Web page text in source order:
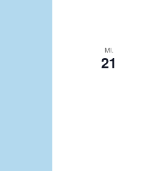
MI.
21